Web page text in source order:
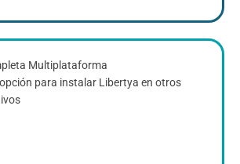
Multiplataforma
para instalar Libertya en otros